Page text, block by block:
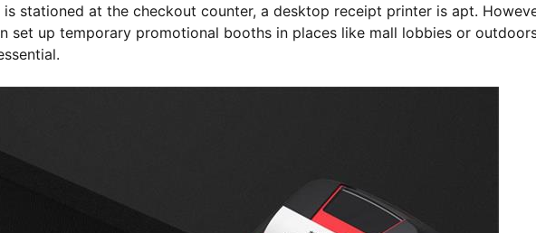
stationed at the checkout counter, a desktop receipt printer is apt.
set up temporary promotional booths in places like mall lobbies or